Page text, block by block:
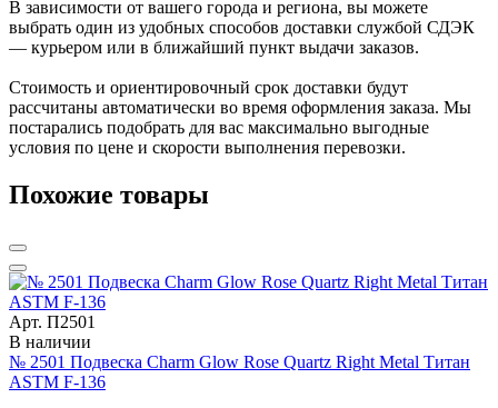
В зависимости от вашего города и региона, вы можете
выбрать один из удобных способов доставки службой СДЭК
— курьером или в ближайший пункт выдачи заказов.
Стоимость и ориентировочный срок доставки будут
рассчитаны автоматически во время оформления заказа. Мы
постарались подобрать для вас максимально выгодные
условия по цене и скорости выполнения перевозки.
Похожие товары
Арт. П2501
В наличии
№ 2501 Подвеска Charm Glow Rose Quartz Right Metal Титан
ASTM F-136